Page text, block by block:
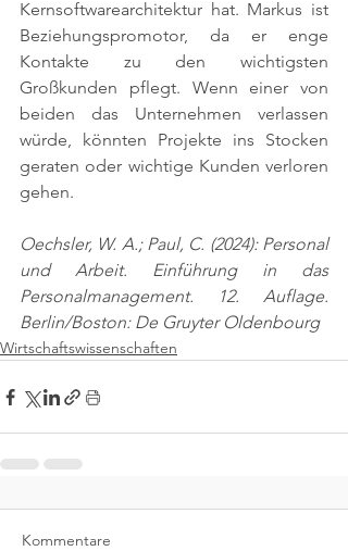
Kernsoftwarearchitektur hat. Markus ist
Beziehungspromotor, da er enge
Kontakte zu den wichtigsten
Großkunden pflegt. Wenn einer von
beiden das Unternehmen verlassen
würde, könnten Projekte ins Stocken
geraten oder wichtige Kunden verloren
gehen.
Oechsler, W. A.; Paul, C. (2024): Personal
und Arbeit. Einführung in das
Personalmanagement. 12. Auflage.
Berlin/Boston: De Gruyter Oldenbourg
Wirtschaftswissenschaften
Kommentare